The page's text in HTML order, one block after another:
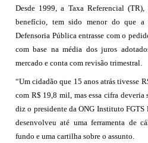
Desde 1999, a Taxa Referencial
benefício, tem sido menor do que
Defensoria Pública entrasse com o
com base na média dos juros
mercado e conta com revisão trimestral.
“Um cidadão que 15 anos atrás tivesse
com R$ 19,8 mil, mas essa cifra
diz o presidente da ONG Instituto
desenvolveu até uma ferramenta de
fundo e uma cartilha sobre o assunto.